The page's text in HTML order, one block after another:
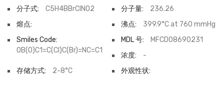
分子式:
C5H4BBrClNO2 分子量:
236.26
熔点:
沸点:
399.9°C at 760 mmHg
Smiles Code:
OB(O)C1=C(Cl)C(Br)=NC=C1
MDL 号:
MFCD08690231
浓度:
-
存储方式:
2-8°C 外观性状: